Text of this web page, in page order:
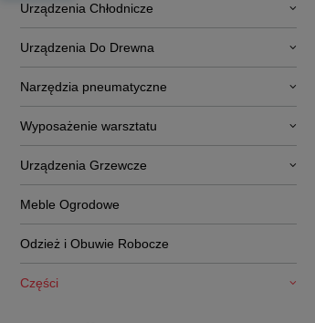
Urządzenia Chłodnicze
Urządzenia Do Drewna
Narzędzia pneumatyczne
Wyposażenie warsztatu
Urządzenia Grzewcze
Meble Ogrodowe
Odzież i Obuwie Robocze
Części